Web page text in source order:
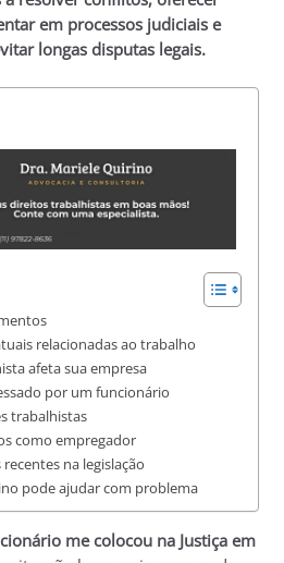
em processos judiciais e
longas disputas legais.
relacionadas ao trabalho
afeta sua empresa
por um funcionário
trabalhistas
como empregador
na legislação
pode ajudar com problema
me colocou na Justiça em